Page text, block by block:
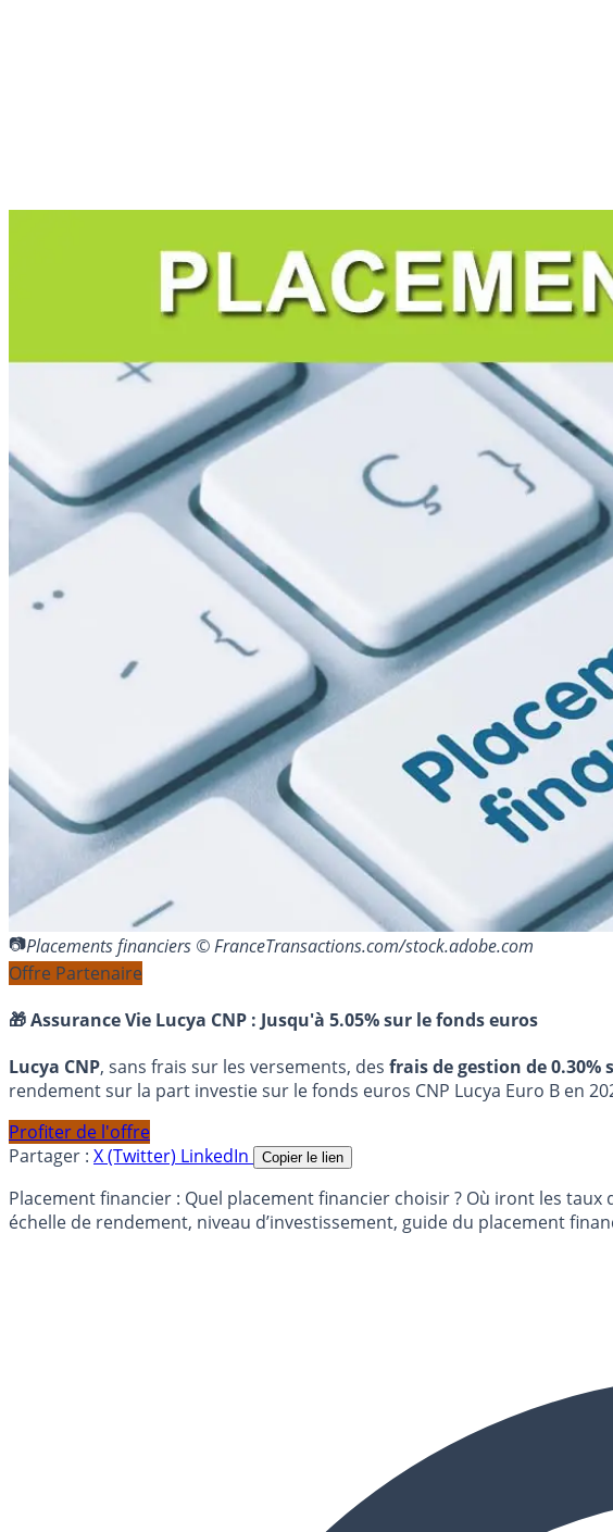
Placements financiers © FranceTransactions.com/stock.adobe.com
Offre Partenaire
🎁 Assurance Vie Lucya CNP : Jusqu'à 5.05% sur le fonds euros
Lucya CNP, sans frais sur les versements, des frais de gestion de
rendement sur la part investie sur le fonds euros CNP Lucya Euro B en
Profiter de l'offre
Partager : X (Twitter) LinkedIn Copier le lien
Placement financier : Quel placement financier choisir ? Où iront les
échelle de rendement, niveau d’investissement, guide du placement